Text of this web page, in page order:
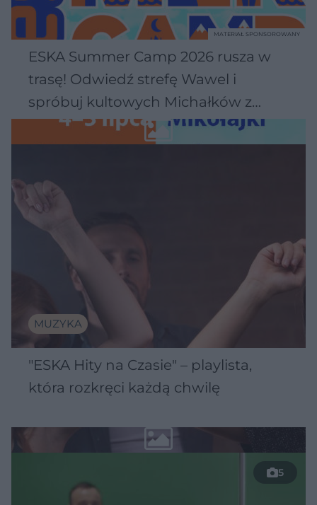
ESKA Summer Camp 2026 rusza w
trasę! Odwiedź strefę Wawel i
spróbuj kultowych Michałków z
Wawelu
MATERIAŁ SPONSOROWANY
MUZYKA
"ESKA Hity na Czasie" – playlista,
która rozkręci każdą chwilę
5